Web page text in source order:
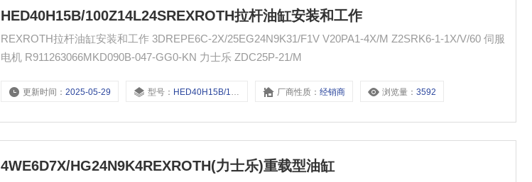
HED40H15B/100Z14L24SREXROTH拉杆油缸安装和工作
REXROTH拉杆油缸安装和工作 3DREPE6C-2X/25EG24N9K31/F1V V20PA1-4X/M Z2SRK6-1-1X/V/60 伺服
电机 R911263066MKD090B-047-GG0-KN 力士乐 ZDC25P-21/M
更新时间：2025-05-29 型号： HED40H15B/100Z14L24S 厂商性质：经销商 浏览量：3592
4WE6D7X/HG24N9K4REXROTH(力士乐)重载型油缸